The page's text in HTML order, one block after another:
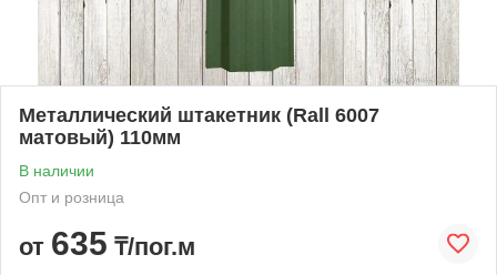
Металлический штакетник (Rall 6007
матовый) 110мм
В наличии
Опт и розница
от 635 ₸/пог.м